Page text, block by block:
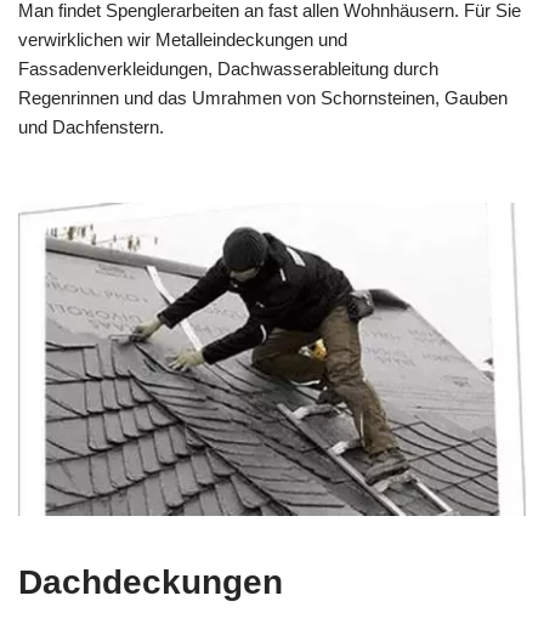
Man findet Spenglerarbeiten an fast allen Wohnhäusern. Für Sie
verwirklichen wir Metalleindeckungen und
Fassadenverkleidungen, Dachwasserableitung durch
Regenrinnen und das Umrahmen von Schornsteinen, Gauben
und Dachfenstern.
Dachdeckungen